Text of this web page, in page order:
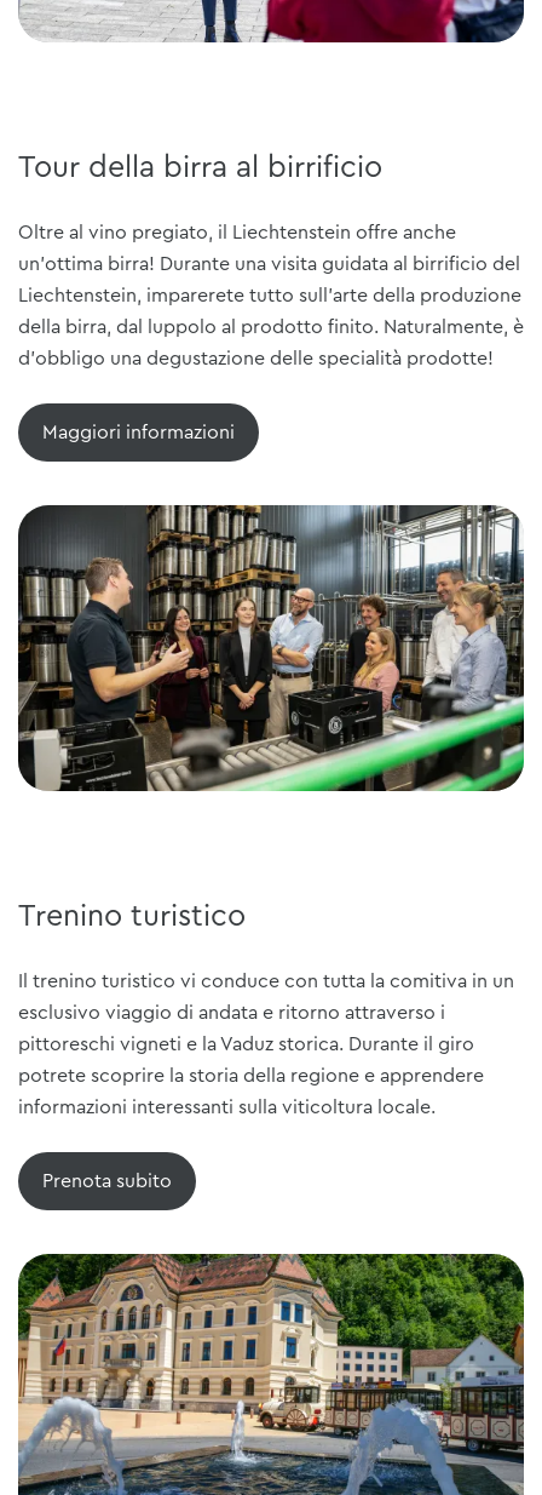
Tour della birra al birrificio
Oltre al vino pregiato, il Liechtenstein offre anche
un'ottima birra! Durante una visita guidata al birrificio del
Liechtenstein, imparerete tutto sull'arte della produzione
della birra, dal luppolo al prodotto finito. Naturalmente, è
d'obbligo una degustazione delle specialità prodotte!
Maggiori informazioni
Trenino turistico
Il trenino turistico vi conduce con tutta la comitiva in un
esclusivo viaggio di andata e ritorno attraverso i
pittoreschi vigneti e la Vaduz storica. Durante il giro
potrete scoprire la storia della regione e apprendere
informazioni interessanti sulla viticoltura locale.
Prenota subito